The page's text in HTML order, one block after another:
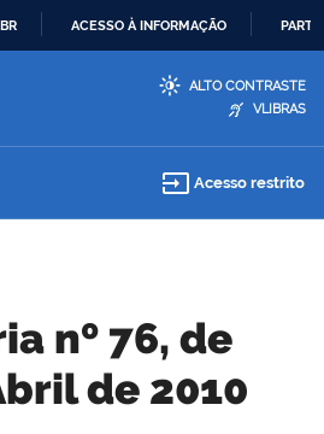
CONTEÚDO
ACESSO À INFORMAÇÃO
ALTO CONTRASTE
VLIBRAS
input Acesso restrito
nº 76, de
de 2010